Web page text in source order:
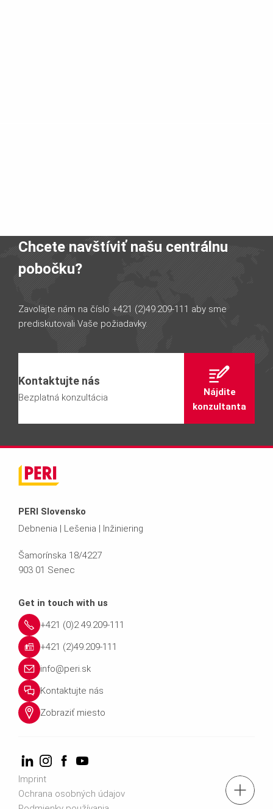
tel.: +421 (0)2 49.209-111
Chcete navštíviť našu centrálnu
pobočku?
Zavolajte nám na číslo +421 (2)49.209-111 aby sme
prediskutovali Vaše požiadavky.
Kontaktujte nás
Bezplatná konzultácia
Nájdite
konzultanta
PERI Slovensko
Debnenia | Lešenia | Inžiniering
Šamorínska 18/4227
903 01 Senec
Get in touch with us
+421 (0)2 49.209-111
+421 (2)49.209-111
info@peri.sk
Kontaktujte nás
Zobraziť miesto
Imprint
Ochrana osobných údajov